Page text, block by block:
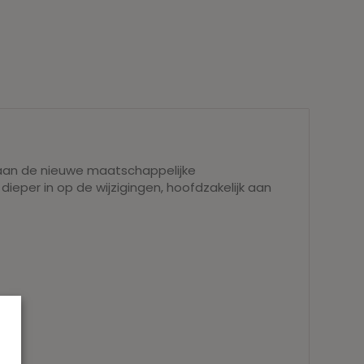
de nieuwe maatschappelijke
in op de wijzigingen, hoofdzakelijk aan